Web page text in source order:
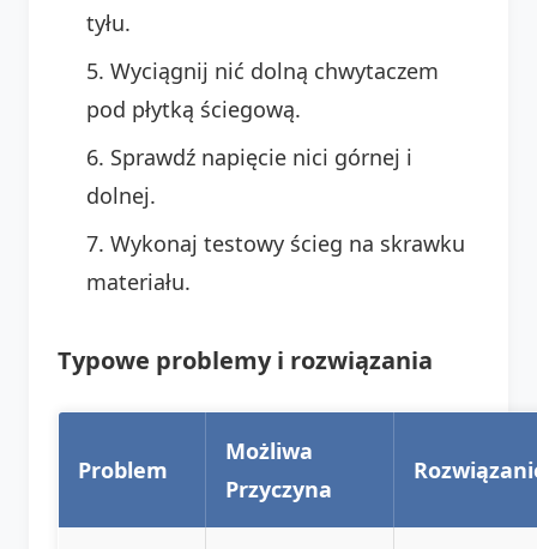
tyłu.
Wyciągnij nić dolną chwytaczem
pod płytką ściegową.
Sprawdź napięcie nici górnej i
dolnej.
Wykonaj testowy ścieg na skrawku
materiału.
Typowe problemy i rozwiązania
Problem
Możliwa
Przyczyna